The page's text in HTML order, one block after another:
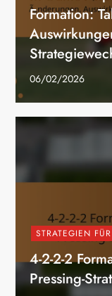
Formation:
06/02/2026
STRATEGIEN
4-2-2-2
Pressing-